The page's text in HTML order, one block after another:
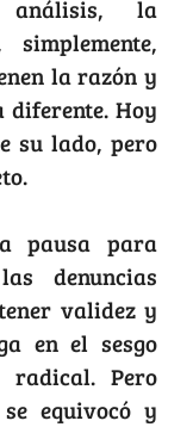
la
la razón y
diferente. Hoy
su lado, pero
pausa para
denuncias
validez y
en el sesgo
Pero
equivocó y